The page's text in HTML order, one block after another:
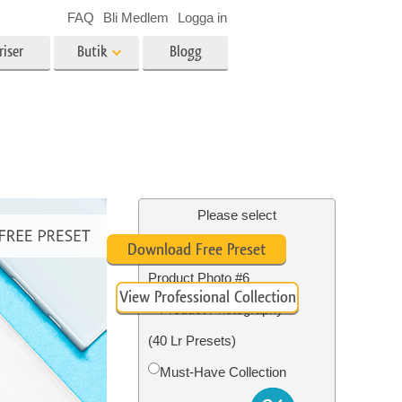
Foto restaurering
Butik Blogg
FAQ Bli Medlem Logga in
Please select
Lightroom Preset for
Product Photo #6
Product Photography
(40 Lr Presets)
Must-Have Collection
Download Free Preset
View Professional Collection